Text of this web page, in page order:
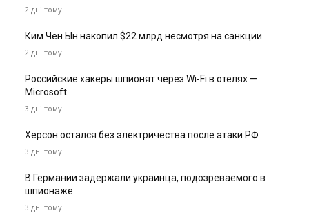
2 дні тому
Ким Чен Ын накопил $22 млрд несмотря на санкции
2 дні тому
Российские хакеры шпионят через Wi-Fi в отелях —
Microsoft
3 дні тому
Херсон остался без электричества после атаки РФ
3 дні тому
В Германии задержали украинца, подозреваемого в
шпионаже
3 дні тому